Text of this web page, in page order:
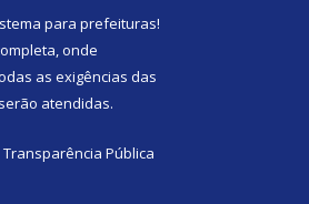
para prefeituras!
onde
as exigências das
serão atendidas.
Pública